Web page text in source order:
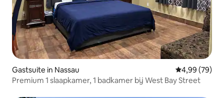
Gastsuite in Nassau Gemiddelde
4,99 (79)
Premium 1 slaapkamer, 1 badkamer bij West Bay Street